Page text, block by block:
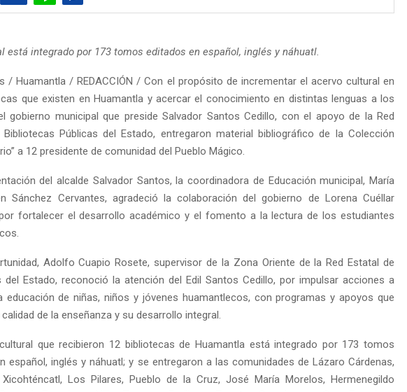
está integrado por 173 tomos editados en español, inglés y náhuatl.
/ Huamantla / REDACCIÓN / Con el propósito de incrementar el acervo cultural en
que existen en Huamantla y acercar el conocimiento en distintas lenguas a los
gobierno municipal que preside Salvador Santos Cedillo, con el apoyo de la Red
Públicas del Estado, entregaron material bibliográfico de la Colección
a 12 presidente de comunidad del Pueblo Mágico.
del alcalde Salvador Santos, la coordinadora de Educación municipal, María
Sánchez Cervantes, agradeció la colaboración del gobierno de Lorena Cuéllar
fortalecer el desarrollo académico y el fomento a la lectura de los estudiantes
Adolfo Cuapio Rosete, supervisor de la Zona Oriente de la Red Estatal de
del Estado, reconoció la atención del Edil Santos Cedillo, por impulsar acciones a
educación de niñas, niños y jóvenes huamantlecos, con programas y apoyos que
de la enseñanza y su desarrollo integral.
que recibieron 12 bibliotecas de Huamantla está integrado por 173 tomos
español, inglés y náhuatl; y se entregaron a las comunidades de Lázaro Cárdenas,
Los Pilares, Pueblo de la Cruz, José María Morelos, Hermenegildo